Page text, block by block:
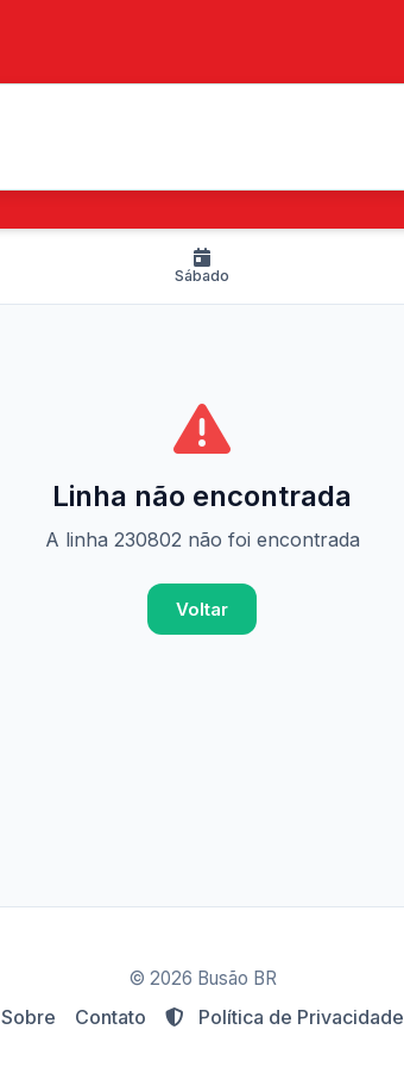
Sábado
Linha não encontrada
A linha 230802 não foi encontrada
Voltar
© 2026 Busão BR
Sobre Contato Política de Privacidade